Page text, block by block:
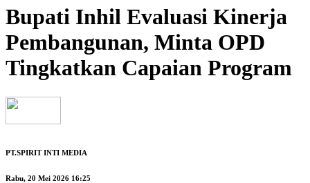
Bupati Inhil Evaluasi Kinerja
Pembangunan, Minta OPD
Tingkatkan Capaian Program
PT.SPIRIT INTI MEDIA
Rabu, 20 Mei 2026 16:25